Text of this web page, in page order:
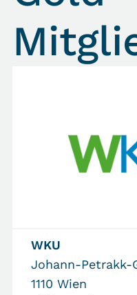
WKU
Johann-Petrakk-
1110 Wien